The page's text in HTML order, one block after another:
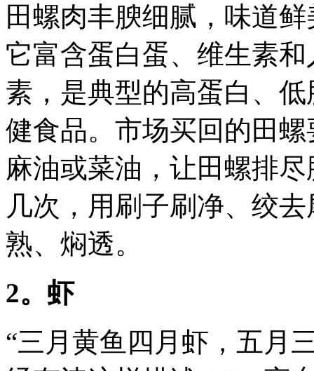
田螺肉丰腴细腻，味道
它富含蛋白蛋、维生素
素，是典型的高蛋白、
健食品。市场买回的田
麻油或菜油，让田螺排
几次，用刷子刷净、绞
熟、焖透。
2。虾
“三月黄鱼四月虾，五月